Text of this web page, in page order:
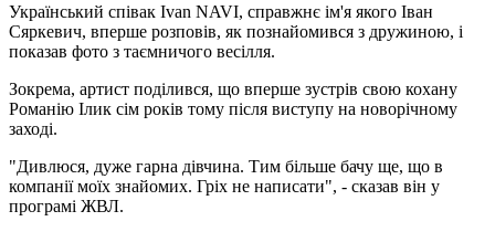
Український співак Ivan NAVI, справжнє ім'я якого Іван
Сяркевич, вперше розповів, як познайомився з дружиною, і
показав фото з таємничого весілля.
Зокрема, артист поділився, що вперше зустрів свою кохану
Романію Ілик сім років тому після виступу на новорічному
заході.
"Дивлюся, дуже гарна дівчина. Тим більше бачу ще, що в
компанії моїх знайомих. Гріх не написати", - сказав він у
програмі ЖВЛ.